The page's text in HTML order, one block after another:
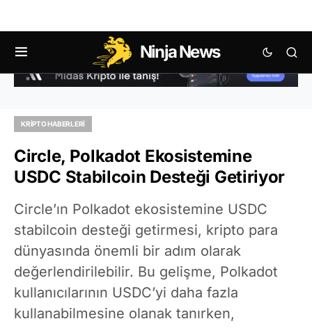
Ninja News
KRIPTO HABERLERI
Circle, Polkadot Ekosistemine
USDC Stabilcoin Desteği Getiriyor
Circle’ın Polkadot ekosistemine USDC
stabilcoin desteği getirmesi, kripto para
dünyasında önemli bir adım olarak
değerlendirilebilir. Bu gelişme, Polkadot
kullanıcılarının USDC’yi daha fazla
kullanabilmesine olanak tanırken,